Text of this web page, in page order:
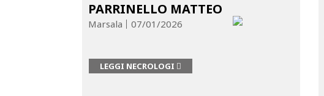
PARRINELLO MATTEO
Marsala 07/01/2026
LEGGI NECROLOGI